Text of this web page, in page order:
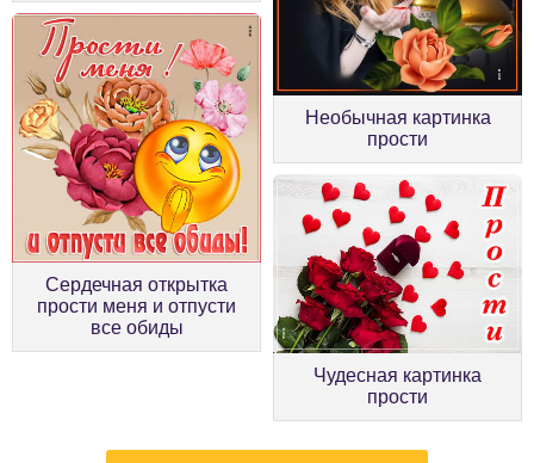
Необычная картинка
прости
Сердечная открытка
прости меня и отпусти
все обиды
Чудесная картинка
прости